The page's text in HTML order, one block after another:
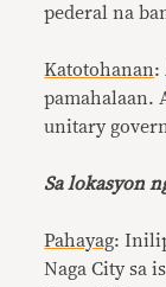
pederal na
Katotohanan:
pamahalaan.
unitary
Sa lokasyon
Pahayag:
Naga City sa